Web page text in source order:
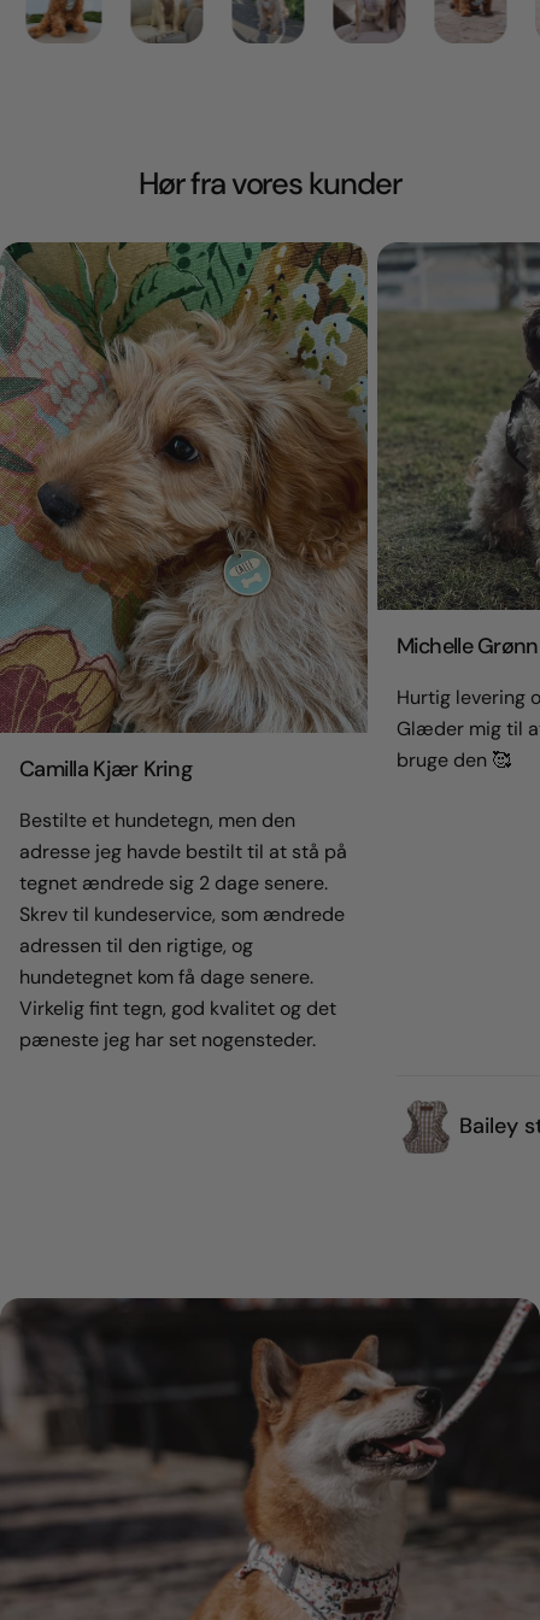
Hør fra vores kunder
Camilla Kjær Kring
Bestilte et hundetegn, men den
adresse jeg havde bestilt til at stå på
tegnet ændrede sig 2 dage senere.
Skrev til kundeservice, som ændrede
adressen til den rigtige, og
hundetegnet kom få dage senere.
Virkelig fint tegn, god kvalitet og det
pæneste jeg har set nogensteder.
Michelle
Hurtig levering
Glæder mig til
bruge den 🥰
Bailey